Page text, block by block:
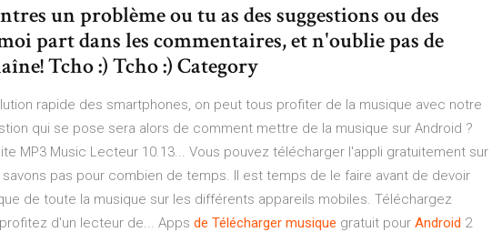
un problème ou tu as des suggestions ou des
part dans les commentaires, et n'oublie pas de
Tcho :) Tcho :) Category
rapide des smartphones, on peut tous profiter de la musique avec notre
qui se pose sera alors de comment mettre de la musique sur Android ?
MP3 Music Lecteur 10.13... Vous pouvez télécharger l'appli gratuitement sur
savons pas pour combien de temps. Il est temps de le faire avant de devoir
de toute la musique sur les différents appareils mobiles. Téléchargez
d'un lecteur de... Apps de Télécharger musique gratuit pour Android 2